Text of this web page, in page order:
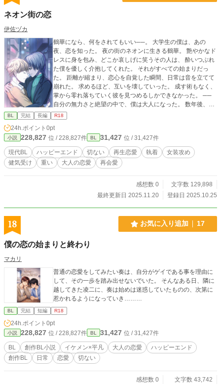
ネオン街の恋
伊佐ヅカ
鶴華になら、何をされてもいい──。 大学生の僕は、あの
夜、恋を知った。 夜の街のネオンに生きる鶴華。 艶やかなド
レスに身を包み、どこか哀しげに笑うその人は、 酔いつぶれ
た僕を優しく介抱してくれた。 それがすべての始まりだっ
た。 距離が縮まり、恋心を自覚した瞬間、日常は音を立てて
崩れた。 求めるほど、互いを壊していった。 成す術もなく、
掌から零れ落ちていく彼を見つめるしかできなかった。 ──
自分の無力さと絶望の中で、僕は大人になった。 数年後、区
役所職員となった僕は、再び鶴華と出会う。 今度は、ホーム
レスと支援員という形で。 そこにいたのは、かつての華やか
さを失い、それでも必死に立ち上がろうとする彼だった。 再
び芽吹く恋心に、薬と暴力という現実が立ちはだかる。 それ
でも信じている。 もう一度、彼を愛せると。 もう一度、二人
で歩けると。 僕たちが見つけたのは、支配ではなく、寄り添
う愛。 繊細な二人が、互いの傷を映し合うように愛し合う物
ださい。 ※実在の地名・団体名が登場しますが、すべてフィ
BL 完結 長編 R18
24h.ポイント 0pt
小説 228,827 位 / 228,827件 BL 31,427 位 / 31,427件
現代BL ハッピーエンド 切ない 再生恋愛 執着
女装攻め
健気受け
重い 大人の恋愛 再会愛
感想数 0
文字数 129,898
最終更新日 2025.11.20
登録日 2025.10.25
18 お気に入り追加 17
僕の恋の始まりと終わり
マカリ
普通の恋愛をしてみたい奏は、自分がゲイである事を理由に
して、その一歩を踏み出せないでいた。 そんなある日、隣に
越してきた凌二に、奏は始めは迷惑していたものの、次第に
惹かれるようになっていき………
BL 完結 短編 R18
24h.ポイント 0pt
小説 228,827 位 / 228,827件 BL 31,427 位 / 31,427件
BL 創作BL小説 イケメン×平凡 大人の恋愛
ハッピーエンド
創作BL
日常 恋愛 切ない
感想数 0
文字数 43,742